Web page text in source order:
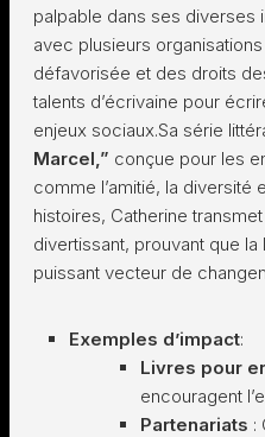
palpable dans ses diverses
avec plusieurs
défavorisée et des droits
talents d’écrivaine pour
enjeux sociaux.Sa série
Marcel,” conçue pour les
comme l’amitié, la diversité
histoires, Catherine
divertissant, prouvant que la
puissant vecteur de
Exemples d’impact:
Livres pour
encouragent
Partenariats :